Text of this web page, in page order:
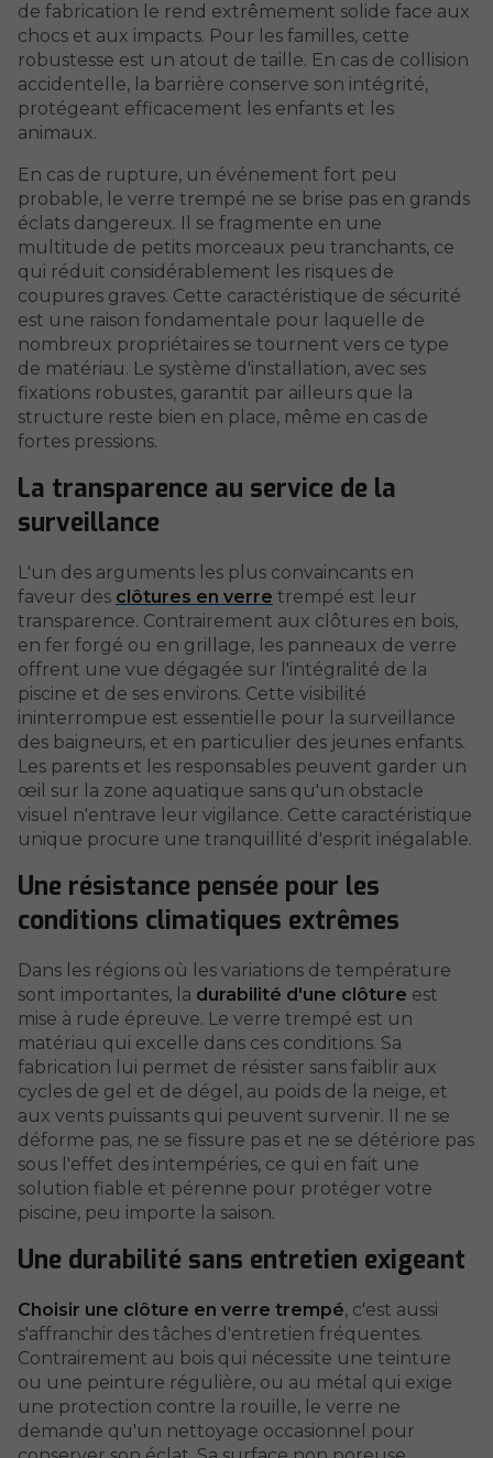
de fabrication le rend extrêmement solide face aux
chocs et aux impacts. Pour les familles, cette
robustesse est un atout de taille. En cas de collision
accidentelle, la barrière conserve son intégrité,
protégeant efficacement les enfants et les
animaux.
En cas de rupture, un événement fort peu
probable, le verre trempé ne se brise pas en grands
éclats dangereux. Il se fragmente en une
multitude de petits morceaux peu tranchants, ce
qui réduit considérablement les risques de
coupures graves. Cette caractéristique de sécurité
est une raison fondamentale pour laquelle de
nombreux propriétaires se tournent vers ce type
de matériau. Le système d'installation, avec ses
fixations robustes, garantit par ailleurs que la
structure reste bien en place, même en cas de
fortes pressions.
La transparence au service de la
surveillance
L'un des arguments les plus convaincants en
faveur des clôtures en verre trempé est leur
transparence. Contrairement aux clôtures en bois,
en fer forgé ou en grillage, les panneaux de verre
offrent une vue dégagée sur l'intégralité de la
piscine et de ses environs. Cette visibilité
ininterrompue est essentielle pour la surveillance
des baigneurs, et en particulier des jeunes enfants.
Les parents et les responsables peuvent garder un
œil sur la zone aquatique sans qu'un obstacle
visuel n'entrave leur vigilance. Cette caractéristique
unique procure une tranquillité d'esprit inégalable.
Une résistance pensée pour les
conditions climatiques extrêmes
Dans les régions où les variations de température
sont importantes, la durabilité d'une clôture est
mise à rude épreuve. Le verre trempé est un
matériau qui excelle dans ces conditions. Sa
fabrication lui permet de résister sans faiblir aux
cycles de gel et de dégel, au poids de la neige, et
aux vents puissants qui peuvent survenir. Il ne se
déforme pas, ne se fissure pas et ne se détériore pas
sous l'effet des intempéries, ce qui en fait une
solution fiable et pérenne pour protéger votre
piscine, peu importe la saison.
Une durabilité sans entretien exigeant
Choisir une clôture en verre trempé, c'est aussi
s'affranchir des tâches d'entretien fréquentes.
Contrairement au bois qui nécessite une teinture
ou une peinture régulière, ou au métal qui exige
une protection contre la rouille, le verre ne
demande qu'un nettoyage occasionnel pour